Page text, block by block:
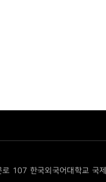
로 107 한국외국어대학교